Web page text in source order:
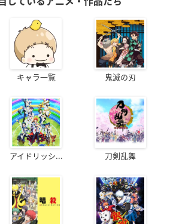
キャラ一覧 鬼滅の刃
アイドリッシ... 刀剣乱舞